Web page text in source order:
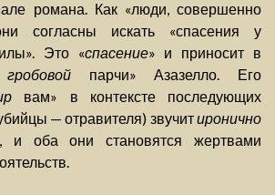
романа. Как «люди, совершенно
согласны искать «спасения у
Это «спасение» и приносит в
гробовой парчи» Азазелло. Его
вам» в контексте последующих
— отравителя) звучитиронично
и оба они становятся жертвами